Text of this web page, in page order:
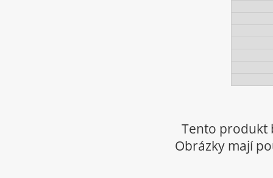
Tento produkt
Obrázky mají